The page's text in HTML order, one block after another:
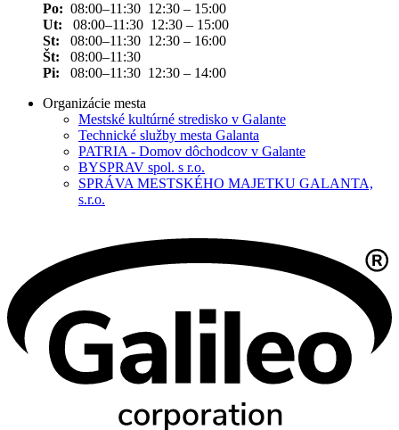
Po: 08:00–11:30 12:30 – 15:00
Ut: 08:00–11:30 12:30 – 15:00
St: 08:00–11:30 12:30 – 16:00
Št: 08:00–11:30
Pi: 08:00–11:30 12:30 – 14:00
Organizácie mesta
Mestské kultúrné stredisko v Galante
Technické služby mesta Galanta
PATRIA - Domov dôchodcov v Galante
BYSPRAV spol. s r.o.
SPRÁVA MESTSKÉHO MAJETKU GALANTA,
s.r.o.